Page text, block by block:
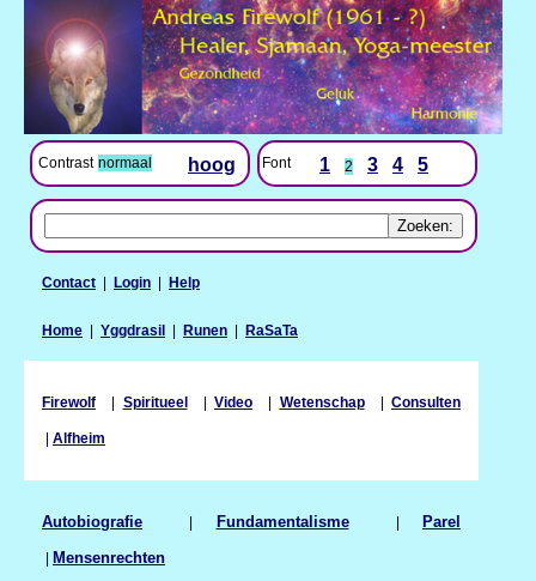
Contrast normaal hoog Font 1 2 3 4 5
Contact | Login | Help
Home | Yggdrasil | Runen | RaSaTa
Firewolf | Spiritueel| Video | Wetenschap| Consulten
| Alfheim
Autobiografie | Fundamentalisme| Parel
| Mensenrechten